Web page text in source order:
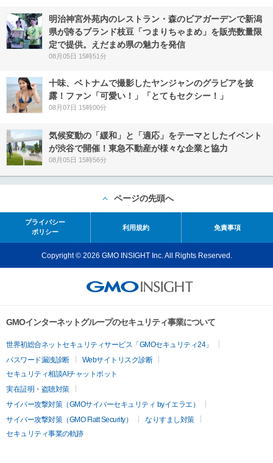
明治神宮外苑内のレストラン・森のビアガーデンで新潟
県が誇るブランド枝豆「つまりちゃまめ」を販売数量限
定で提供。えだまめ県の魅力を発信
08月05日 15時51分
十味、ベトナムで撮影したヤンジャンのグラビアを披
露！ファン「可愛い！」「とてもセクシー！」
08月07日 15時00分
気候変動の「緩和」と「適応」をテーマとしたイベント
が渋谷で開催！東急不動産が様々な企業と協力
08月05日 15時56分
ページの先頭へ
プライバシー
ポリシー
利用規約 免責事項
Copyright © 2026 GMO INSIGHT Inc. All Rights Reserved.
GMOインターネットグループのセキュリティ事業について
世界初総合ネットセキュリティサービス「GMOセキュリティ24」
パスワード漏洩診断
Webサイトリスク診断
セキュリティ相談AIチャットボット
実在証明・盗聴対策
サイバー攻撃対策（GMOサイバーセキュリティ byイエラエ）
サイバー攻撃対策（GMO Flatt Security）
なりすまし対策
セキュリティ事業の軌跡